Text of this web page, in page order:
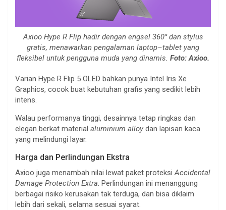
Axioo Hype R Flip hadir dengan engsel 360° dan stylus
gratis, menawarkan pengalaman laptop–tablet yang
fleksibel untuk pengguna muda yang dinamis. Foto: Axioo.
Varian Hype R Flip 5 OLED bahkan punya Intel Iris Xe
Graphics, cocok buat kebutuhan grafis yang sedikit lebih
intens.
Walau performanya tinggi, desainnya tetap ringkas dan
elegan berkat material aluminium alloy dan lapisan kaca
yang melindungi layar.
Harga dan Perlindungan Ekstra
Axioo juga menambah nilai lewat paket proteksiAccidental
Damage Protection Extra. Perlindungan ini menanggung
berbagai risiko kerusakan tak terduga, dan bisa diklaim
lebih dari sekali, selama sesuai syarat.